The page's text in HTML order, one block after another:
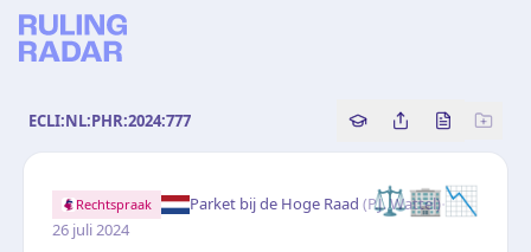
ECLI:NL:PHR:2024:777 Copy source
Share this
Bekijk
⚖️🏢📉
Rechtspraak Parket bij de Hoge Raad (P.J. Wattel)·
26 juli 2024